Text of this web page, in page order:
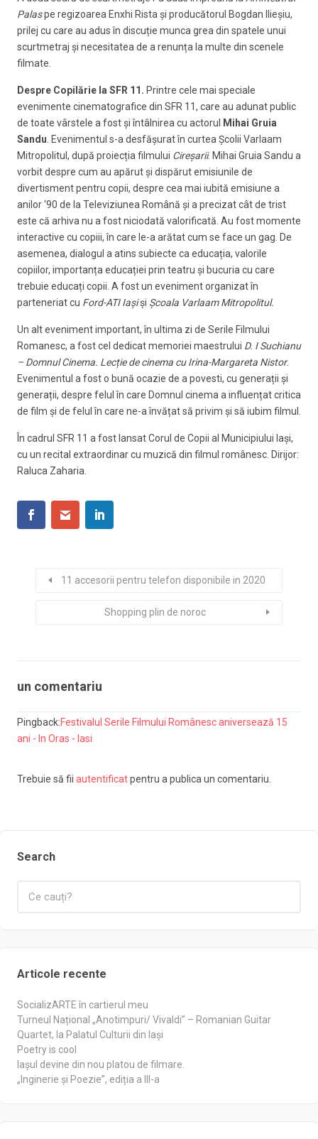
Palaspe regizoarea Enxhi Rista și producătorul Bogdan Ilieșiu,
prilej cu care au adus în discuție munca grea din spatele unui
scurtmetraj și necesitatea de a renunța la multe din scenele
filmate.
Despre Copilărie la SFR 11. Printre cele mai speciale
evenimente cinematografice din SFR 11, care au adunat public
de toate vârstele a fost și întâlnirea cu actorul
Mihai Gruia
Sandu . Evenimentul s-a desfășurat în curtea Școlii Varlaam
Mitropolitul, după proiecția filmului Cireșarii. Mihai Gruia Sandu a
vorbit despre cum au apărut și dispărut emisiunile de
divertisment pentru copii, despre cea mai iubită emisiune a
anilor ‘90 de la Televiziunea Română și a precizat cât de trist
este că arhiva nu a fost niciodată valorificată. Au fost momente
interactive cu copiii, în care le-a arătat cum se face un gag. De
asemenea, dialogul a atins subiecte ca educația, valorile
copiilor, importanța educației prin teatru și bucuria cu care
trebuie educați copii. A fost un eveniment organizat în
parteneriat cu Ford-ATI Iașiși Școala Varlaam Mitropolitul.
Un alt eveniment important, în ultima zi de Serile Filmului
Romanesc, a fost cel dedicat memoriei maestrului D. I Suchianu
– Domnul Cinema. Lecție de cinema cu Irina-Margareta Nistor.
Evenimentul a fost o bună ocazie de a povesti, cu generații și
generații, despre felul în care Domnul cinema a influențat critica
de film și de felul în care ne-a învățat să privim și să iubim filmul.
În cadrul SFR 11 a fost lansat Corul de Copii al Municipiului Iași,
cu un recital extraordinar cu muzică din filmul românesc. Dirijor:
Raluca Zaharia.
11 accesorii pentru telefon disponibile in 2020
Shopping plin de noroc
un comentariu
Pingback:Festivalul Serile Filmului Românesc aniversează 15
ani - In Oras - Iasi
Trebuie să fii autentificatpentru a publica un comentariu.
Search
Articole recente
SocializARTE în cartierul meu
Turneul Național „Anotimpuri/ Vivaldi” – Romanian Guitar
Quartet, la Palatul Culturii din Iași
Poetry is cool
Iașul devine din nou platou de filmare.
„Inginerie și Poezie”, ediția a III-a